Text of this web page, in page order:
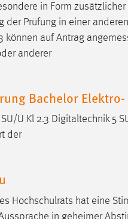
in Form
Prüfung in einer
können auf Antrag
anderer
Bachelor
Ü Kl 2.3 Digitaltechnik 5
der
Hochschulrats hat eine
in geheimer
ob man
gewählte